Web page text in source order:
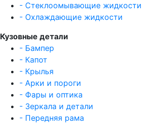
- Стеклоомывающие жидкости
- Охлаждающие жидкости
Кузовные детали
- Бампер
- Капот
- Крылья
- Арки и пороги
- Фары и оптика
- Зеркала и детали
- Передняя рама